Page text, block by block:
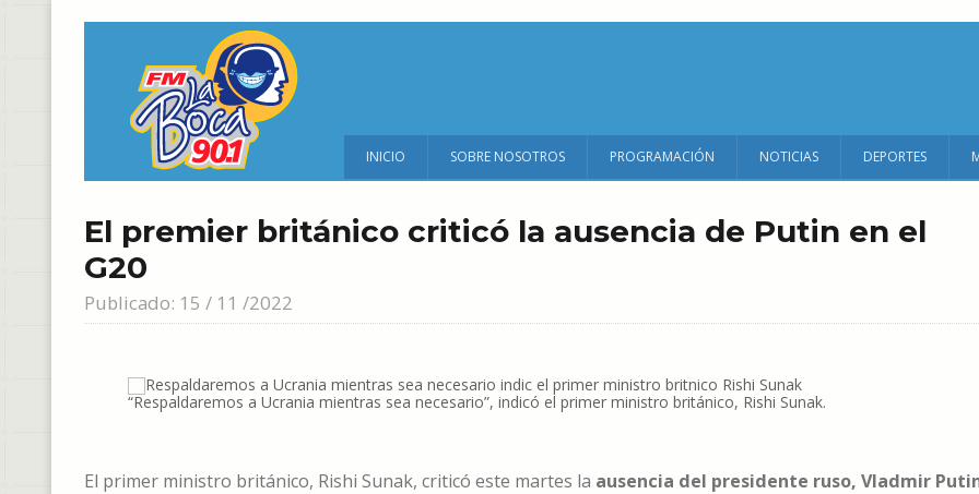
INICIO SOBRE NOSOTROS PROGRAMACIÓN NOTICIAS DEPORTES
El premier británico criticó la ausencia de Putin en el
G20
Publicado: 15 / 11 /2022
“Respaldaremos a Ucrania mientras sea necesario”, indicó el primer ministro británico, Rishi Sunak.
El primer ministro británico, Rishi Sunak, criticó este martes la ausencia del presidente ruso, Vladmir